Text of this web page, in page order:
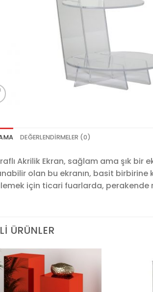
DEĞERLENDIRMELER (0)
Akrilik Ekran, sağlam ama şık
olan bu ekranın, basit birbirine
için ticari fuarlarda, perakende
ÜRÜNLER